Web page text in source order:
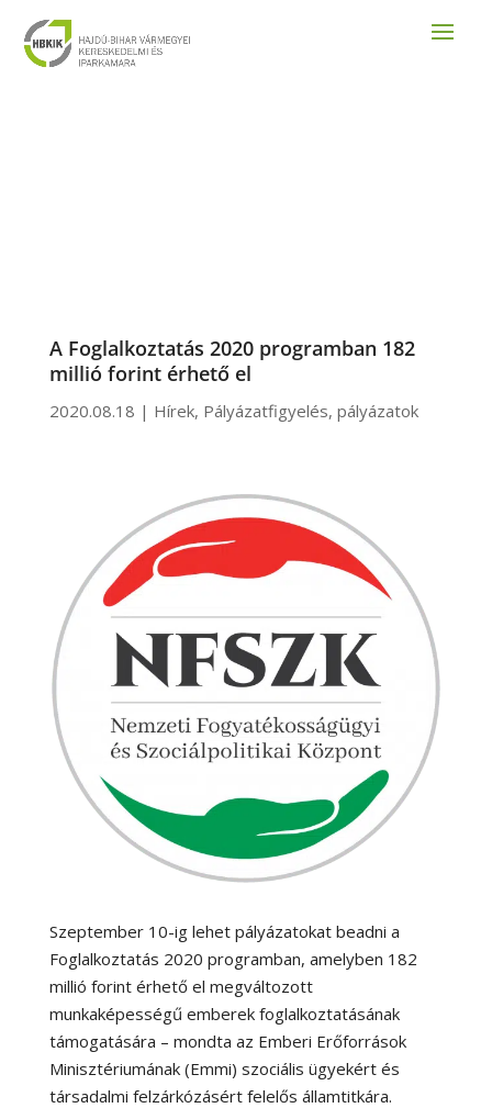
A Foglalkoztatás 2020 programban 182
millió forint érhető el
2020.08.18 | Hírek, Pályázatfigyelés, pályázatok
Szeptember 10-ig lehet pályázatokat beadni a
Foglalkoztatás 2020 programban, amelyben 182
millió forint érhető el megváltozott
munkaképességű emberek foglalkoztatásának
támogatására – mondta az Emberi Erőforrások
Minisztériumának (Emmi) szociális ügyekért és
társadalmi felzárkózásért felelős államtitkára.